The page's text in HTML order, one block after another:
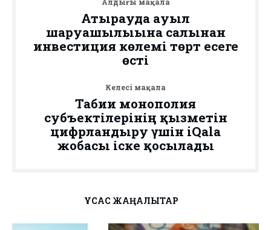
Алдыңғы мақала
Атырауда ауыл
шаруашылығына салынған
инвестиция көлемі төрт есеге
өсті
Келесі мақала
Табиғи монополия
субъектілерінің қызметін
цифрландыру үшін iQala
жобасы іске қосылады
ҰҚСАС ЖАҢАЛЫҚТАР